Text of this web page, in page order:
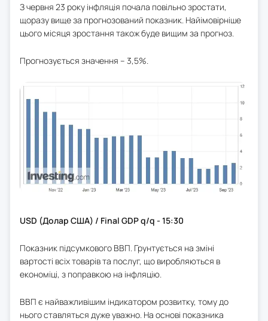
З червня 23 року інфляція почала повільно зростати,
щоразу вище за прогнозований показник. Найімовірніше
цього місяця зростання також буде вищим за прогноз.
Прогнозується значення – 3,5%.
USD (Долар США) / Final GDP q/q - 15:30
Показник підсумкового ВВП. Грунтується на зміні
вартості всіх товарів та послуг, що виробляються в
економіці, з поправкою на інфляцію.
ВВП є найважливішим індикатором розвитку, тому до
нього ставляться дуже уважно. На основі показника